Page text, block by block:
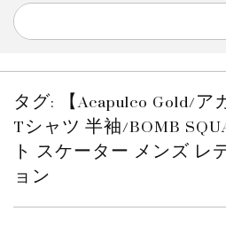
タグ: 【Acapulco Gold/
Tシャツ 半袖/BOMB
ト スケーター メンズ レ
ョン